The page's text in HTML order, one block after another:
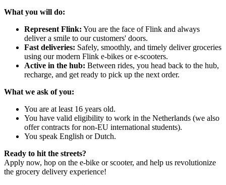
What you will do:
Represent Flink: You are the face of Flink and always
deliver a smile to our customers' doors.
Fast deliveries: Safely, smoothly, and timely deliver groceries
using our modern Flink e-bikes or e-scooters.
Active in the hub: Between rides, you head back to the hub,
recharge, and get ready to pick up the next order.
What we ask of you:
You are at least 16 years old.
You have valid eligibility to work in the Netherlands (we also
offer contracts for non-EU international students).
You speak English or Dutch.
Ready to hit the streets?
Apply now, hop on the e-bike or scooter, and help us revolutionize
the grocery delivery experience!